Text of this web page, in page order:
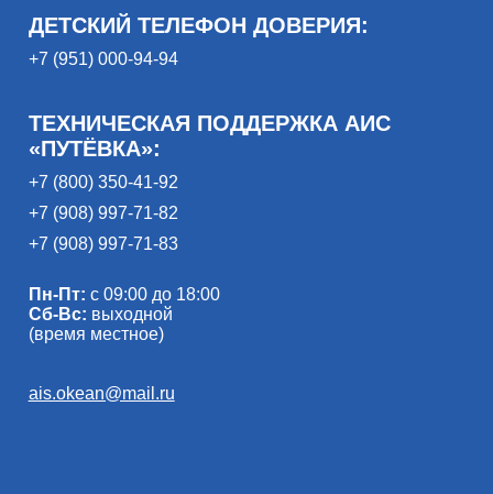
ДЕТСКИЙ ТЕЛЕФОН ДОВЕРИЯ:
+7 (951) 000-94-94
ТЕХНИЧЕСКАЯ ПОДДЕРЖКА АИС
«ПУТЁВКА»:
+7 (800) 350-41-92
+7 (908) 997-71-82
+7 (908) 997-71-83
Пн-Пт: с 09:00 до 18:00
Сб-Вс: выходной
(время местное)
ais.okean@mail.ru